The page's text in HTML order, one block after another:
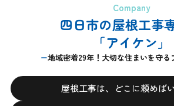
Company
四日市の屋根工事
「アイケン」
地域密着29年！大切な住まいを守る
屋根工事は、どこに頼めば